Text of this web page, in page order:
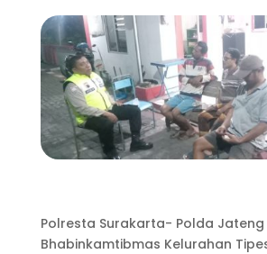
Polresta Surakarta- Polda Jateng
Bhabinkamtibmas Kelurahan